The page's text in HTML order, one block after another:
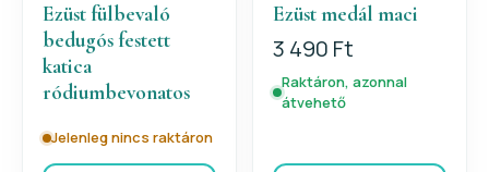
Ezüst fülbevaló
bedugós festett
katica
ródiumbevonatos
Jelenleg nincs raktáron
Ezüst medál maci
3 490 Ft
Raktáron, azonnal
átvehető